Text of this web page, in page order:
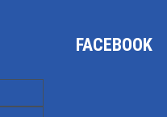
FACEBOOK